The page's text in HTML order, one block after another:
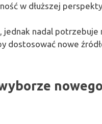
w dłuższej
nadal potrzebuje
dostosować nowe